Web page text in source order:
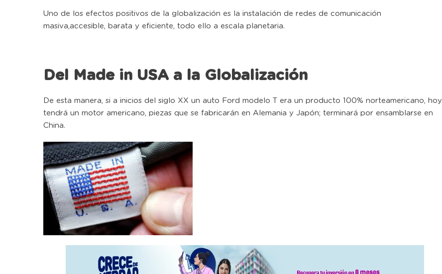
Uno de los efectos positivos de la globalización es la instalación de redes de comunicación
masiva,accesible, barata y eficiente, todo ello a escala planetaria.
Del Made in USA a la Globalización
De esta manera, si a inicios del siglo XX un auto Ford modelo T era un producto 100% norteamericano, hoy
tendrá un motor americano, piezas que se fabricarán en Alemania y Japón; terminará por ensamblarse en
China.